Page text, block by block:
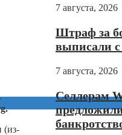
(из-
7 августа, 2026
Штраф за
выписали
7 августа, 2026
Селлерам